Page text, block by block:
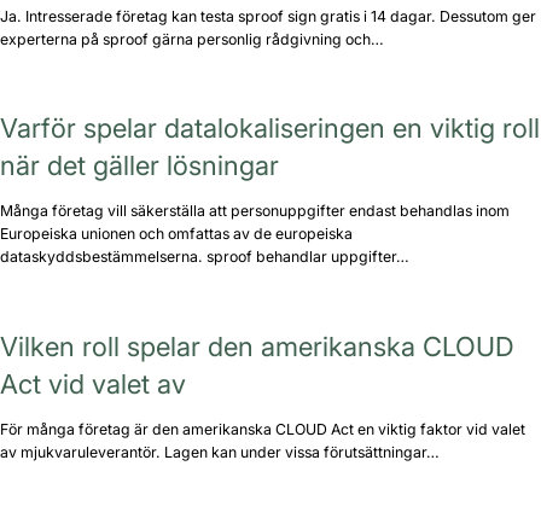
Ja. Intresserade företag kan testa sproof sign gratis i 14 dagar. Dessutom ger
experterna på sproof gärna personlig rådgivning och…
Varför spelar datalokaliseringen en viktig roll
när det gäller lösningar
Många företag vill säkerställa att personuppgifter endast behandlas inom
Europeiska unionen och omfattas av de europeiska
dataskyddsbestämmelserna. sproof behandlar uppgifter…
Vilken roll spelar den amerikanska CLOUD
Act vid valet av
För många företag är den amerikanska CLOUD Act en viktig faktor vid valet
av mjukvaruleverantör. Lagen kan under vissa förutsättningar…